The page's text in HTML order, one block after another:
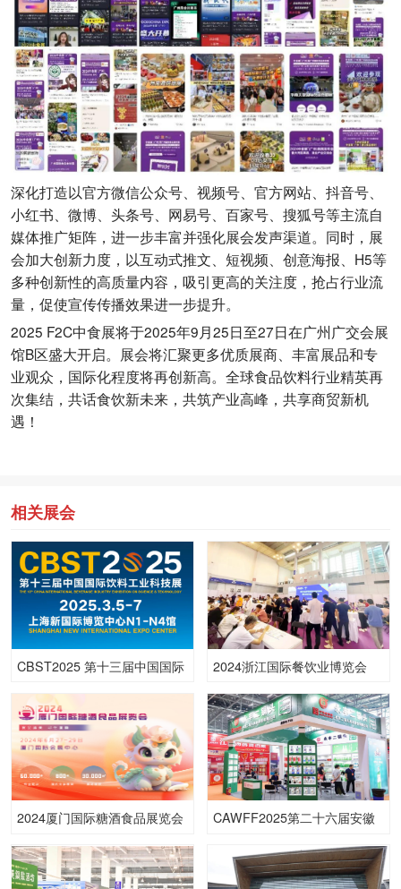
深化打造以官方微信公众号、视频号、官方网站、抖音号、
小红书、微博、头条号、网易号、百家号、搜狐号等主流自
媒体推广矩阵，进一步丰富并强化展会发声渠道。同时，展
会加大创新力度，以互动式推文、短视频、创意海报、H5等
多种创新性的高质量内容，吸引更高的关注度，抢占行业流
量，促使宣传传播效果进一步提升。
2025 F2C中食展将于2025年9月25日至27日在广州广交会展
馆B区盛大开启。展会将汇聚更多优质展商、丰富展品和专
业观众，国际化程度将再创新高。全球食品饮料行业精英再
次集结，共话食饮新未来，共筑产业高峰，共享商贸新机
遇！
相关展会
CBST2025 第十三届中国国际
2024浙江国际餐饮业博览会
2024厦门国际糖酒食品展览会
CAWFF2025第二十六届安徽